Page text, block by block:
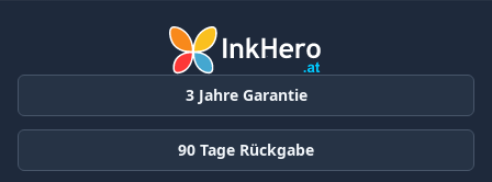
3 Jahre Garantie
90 Tage Rückgabe